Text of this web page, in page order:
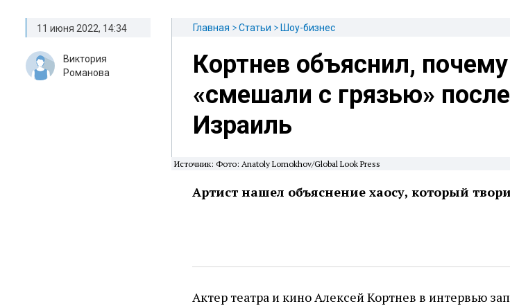
Главная Статьи Шоу-бизнес
Кортнев объяснил,
«смешали с грязью»
Израиль
Источник: Фото: Anatoly Lomokhov/Global Look Press
Артист нашел объяснение хаосу, который
Актер театра и кино Алексей Кортнев в интервью
11 июня 2022, 14:34
Виктория
Романова